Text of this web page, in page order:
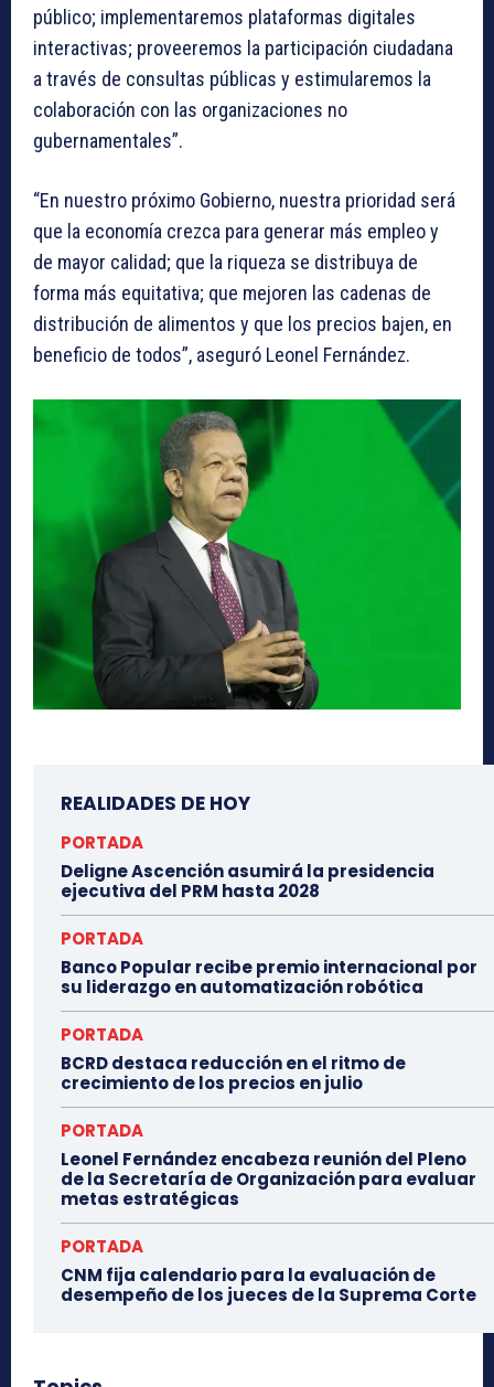
público; implementaremos plataformas digitales
interactivas; proveeremos la participación ciudadana
a través de consultas públicas y estimularemos la
colaboración con las organizaciones no
gubernamentales”.
“En nuestro próximo Gobierno, nuestra prioridad será
que la economía crezca para generar más empleo y
de mayor calidad; que la riqueza se distribuya de
forma más equitativa; que mejoren las cadenas de
distribución de alimentos y que los precios bajen, en
beneficio de todos”, aseguró Leonel Fernández.
REALIDADES DE HOY
PORTADA
Deligne Ascención asumirá la presidencia
ejecutiva del PRM hasta 2028
PORTADA
Banco Popular recibe premio internacional por
su liderazgo en automatización robótica
PORTADA
BCRD destaca reducción en el ritmo de
crecimiento de los precios en julio
PORTADA
Leonel Fernández encabeza reunión del Pleno
de la Secretaría de Organización para evaluar
metas estratégicas
PORTADA
CNM fija calendario para la evaluación de
desempeño de los jueces de la Suprema Corte